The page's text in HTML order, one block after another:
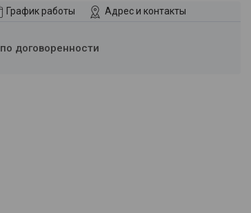
График работы Адрес и контакты
по договоренности